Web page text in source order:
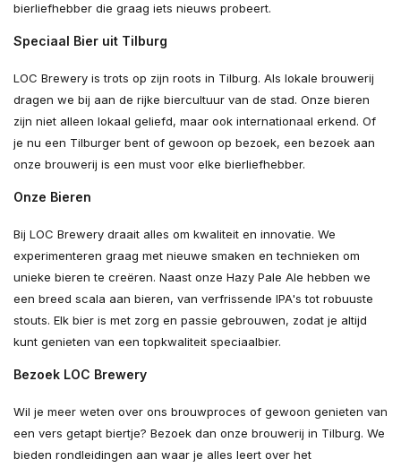
bierliefhebber die graag iets nieuws probeert.
Speciaal Bier uit Tilburg
LOC Brewery is trots op zijn roots in Tilburg. Als lokale brouwerij
dragen we bij aan de rijke biercultuur van de stad. Onze bieren
zijn niet alleen lokaal geliefd, maar ook internationaal erkend. Of
je nu een Tilburger bent of gewoon op bezoek, een bezoek aan
onze brouwerij is een must voor elke bierliefhebber.
Onze Bieren
Bij LOC Brewery draait alles om kwaliteit en innovatie. We
experimenteren graag met nieuwe smaken en technieken om
unieke bieren te creëren. Naast onze Hazy Pale Ale hebben we
een breed scala aan bieren, van verfrissende IPA's tot robuuste
stouts. Elk bier is met zorg en passie gebrouwen, zodat je altijd
kunt genieten van een topkwaliteit speciaalbier.
Bezoek LOC Brewery
Wil je meer weten over ons brouwproces of gewoon genieten van
een vers getapt biertje? Bezoek dan onze brouwerij in Tilburg. We
bieden rondleidingen aan waar je alles leert over het